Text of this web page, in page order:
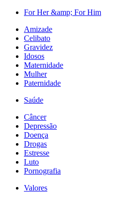
For Her &amp; For Him
Amizade
Celibato
Gravidez
Idosos
Maternidade
Mulher
Paternidade
Saúde
Câncer
Depressão
Doença
Drogas
Estresse
Luto
Pornografia
Valores